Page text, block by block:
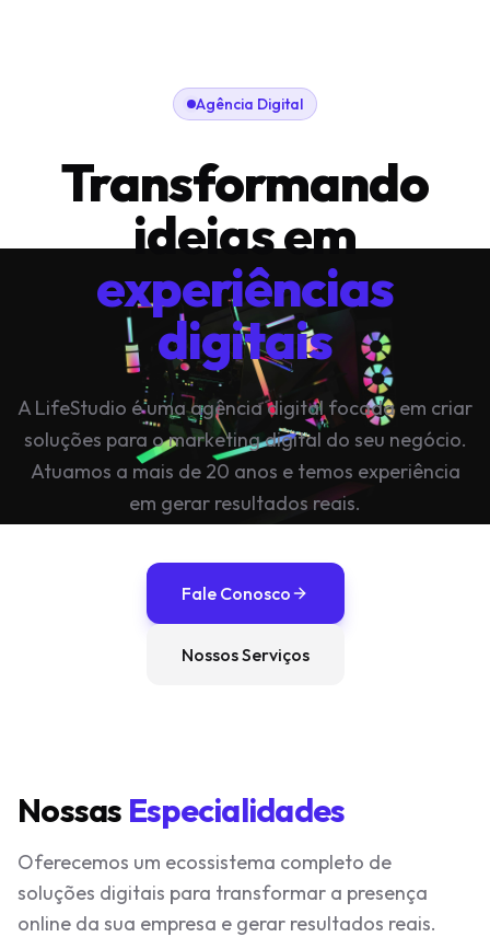
Agência Digital
Transformando
ideias em
experiências
digitais
A LifeStudio é uma agência digital focada em criar
soluções para o marketing digital do seu negócio.
Atuamos a mais de 20 anos e temos experiência
em gerar resultados reais.
Fale Conosco
Nossos Serviços
Nossas Especialidades
Oferecemos um ecossistema completo de
soluções digitais para transformar a presença
online da sua empresa e gerar resultados reais.